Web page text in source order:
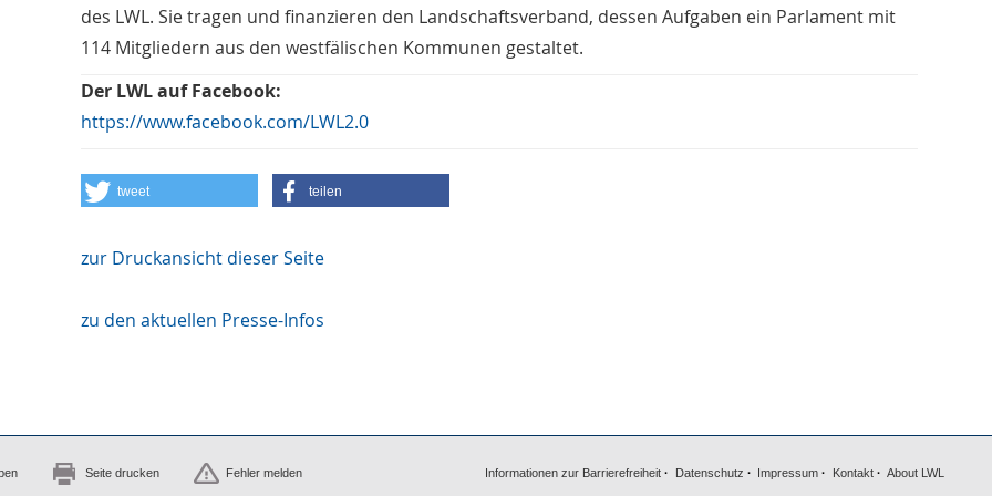
des LWL. Sie tragen und finanzieren den Landschaftsverband, dessen Aufgaben ein Parlament mit
114 Mitgliedern aus den westfälischen Kommunen gestaltet.
Der LWL auf Facebook:
https://www.facebook.com/LWL2.0
tweet teilen
zur Druckansicht dieser Seite
zu den aktuellen Presse-Infos
Seite drucken Fehler melden Informationen zur Barrierefreiheit Datenschutz Impressum Kontakt About LWL